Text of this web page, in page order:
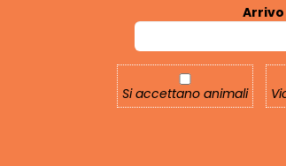
Arrivo
Si accettano animali
Si accettano animali